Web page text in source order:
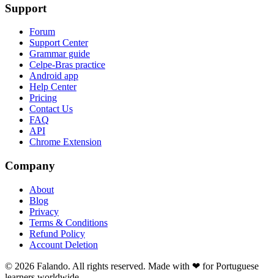
Support
Forum
Support Center
Grammar guide
Celpe-Bras practice
Android app
Help Center
Pricing
Contact Us
FAQ
API
Chrome Extension
Company
About
Blog
Privacy
Terms & Conditions
Refund Policy
Account Deletion
© 2026 Falando. All rights reserved. Made with ❤ for Portuguese